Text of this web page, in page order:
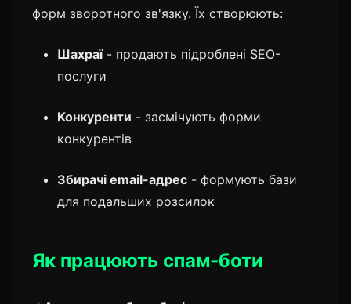
форм зворотного зв'язку. Їх створюють:
Шахраї- продають підроблені SEO-
послуги
Конкуренти - засмічують форми
конкурентів
Збирачі email-адрес - формують бази
для подальших розсилок
Як працюють спам-боти